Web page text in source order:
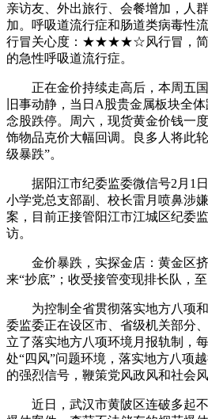
亲访友、外出旅行、会餐增加，人
加。呼吸道流行症和肠道类病毒性
行冒关心度：★★★★☆风行冒，简
的急性呼吸道流行症。
正在金价持续走高后，本周五国
旧事动静，当日A股贵金属板块全
念股跌停。周六，现货黄金价钱一
饰物品克价大幅回调。良多人将此
级暴跌”。
据阳江市纪委监委微信号2月1日
小学党总支部副、校长雷月喷鼻涉
案，目前正接管阳江市江城区纪委
访。
金价暴跌，实探金店：黄金区挤
来“抄底”；收受接管变现排长队，至
为控制全省贯彻落实地方八项和
委监委正在设区市、省级机关部分
立了落实地方八项环境月报轨制，
处“四风”问题环境，落实地方八项
的强烈信号，鞭策党风政风和社会风
近日，武汉市黄陂区连破多起不